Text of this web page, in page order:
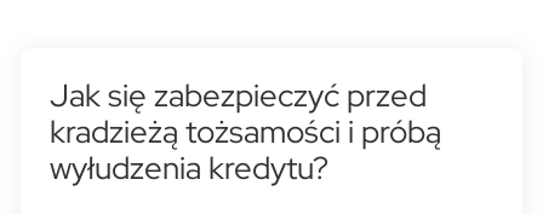
Jak się zabezpieczyć przed
kradzieżą tożsamości i próbą
wyłudzenia kredytu?